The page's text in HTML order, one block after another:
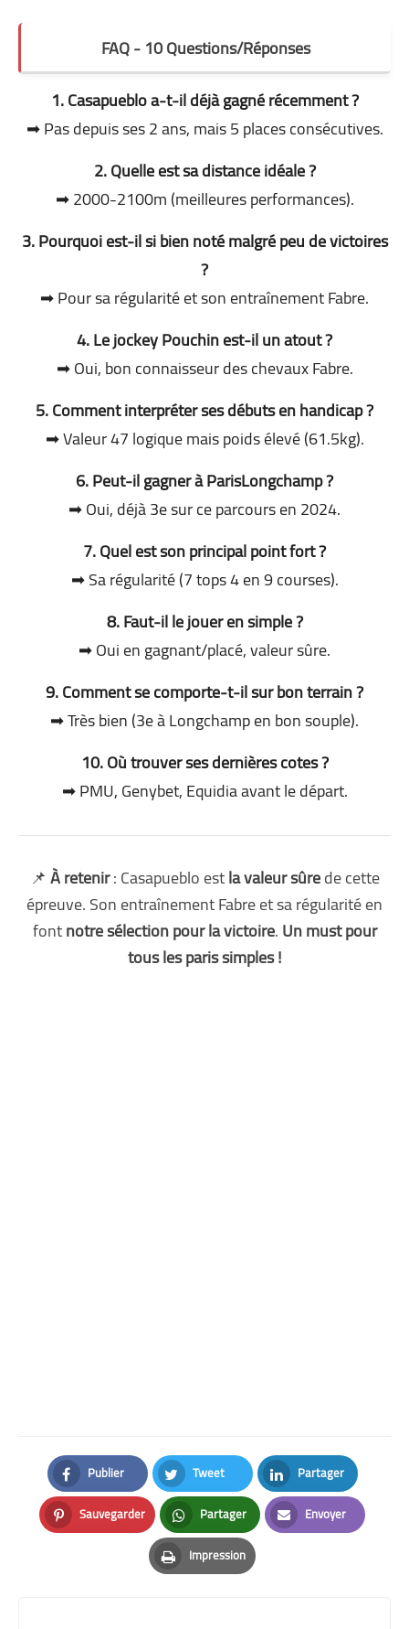
FAQ - 10 Questions/Réponses
1. Casapueblo a-t-il déjà gagné récemment ?
➡ Pas depuis ses 2 ans, mais 5 places consécutives.
2. Quelle est sa distance idéale ?
➡ 2000-2100m (meilleures performances).
3. Pourquoi est-il si bien noté malgré peu de victoires
?
➡ Pour sa régularité et son entraînement Fabre.
4. Le jockey Pouchin est-il un atout ?
➡ Oui, bon connaisseur des chevaux Fabre.
5. Comment interpréter ses débuts en handicap ?
➡ Valeur 47 logique mais poids élevé (61.5kg).
6. Peut-il gagner à ParisLongchamp ?
➡ Oui, déjà 3e sur ce parcours en 2024.
7. Quel est son principal point fort ?
➡ Sa régularité (7 tops 4 en 9 courses).
8. Faut-il le jouer en simple ?
➡ Oui en gagnant/placé, valeur sûre.
9. Comment se comporte-t-il sur bon terrain ?
➡ Très bien (3e à Longchamp en bon souple).
10. Où trouver ses dernières cotes ?
➡ PMU, Genybet, Equidia avant le départ.
📌À retenir: Casapueblo estla valeur sûrede cette
épreuve. Son entraînement Fabre et sa régularité en
fontnotre sélection pour la victoire.Un must pour
tous les paris simples !
Publier
Facebook
Tweet
Twitter
Partager
LinkedIn
Sauvegarder
Pinterest
Partager
Whatsapp
Envoyer
Email
Impression
Print